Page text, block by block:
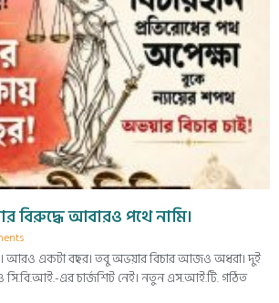
বিরুদ্ধে আবারও পথে নামি।
একটা বছর। তবু অভয়ার বিচার আজও অধরা। দুই
এর চার্জশিট নেই। নতুন এস.আই.টি. গঠিত